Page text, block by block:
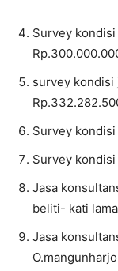
Survey
survey kondisi
Survey kondisi
Survey
Jasa
beliti- kati
Jasa